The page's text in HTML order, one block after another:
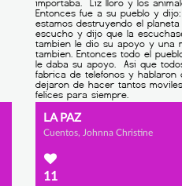
LA PAZ
Cuentos, Johnna Christine
11